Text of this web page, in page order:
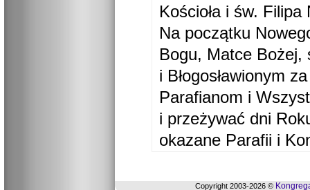
Kościoła i św. Filipa
Na początku
Bogu, Matce Bożej,
i Błogosławionym
Parafianom i
i przeżywać dni
okazane Parafii i
Copyright 2003-2026 ©